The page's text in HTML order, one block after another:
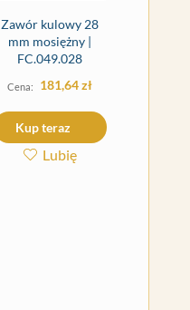
Zawór kulowy 28
mm mosiężny |
FC.049.028
181,64zł
Kup teraz
Lubię